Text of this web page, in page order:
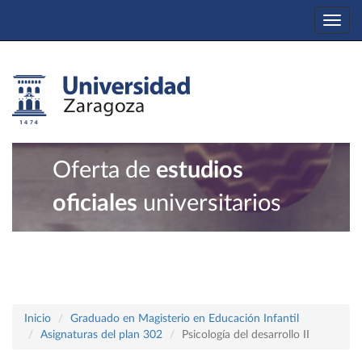
Oferta de estudios
oficiales universitarios
Inicio
Graduado en Magisterio en Educación Infantil
Asignaturas del plan 302
Psicología del desarrollo II